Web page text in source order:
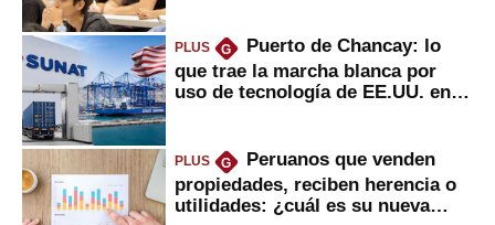
PLUS G
Puerto de Chancay: lo
que trae la marcha blanca por
uso de tecnología de EE.UU. en
PLUS G
Peruanos que venden
propiedades, reciben herencia o
utilidades: ¿cuál es su nueva